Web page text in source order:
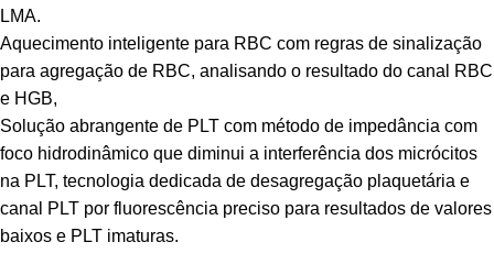
LMA.
Aquecimento inteligente para RBC com regras de sinalização
para agregação de RBC, analisando o resultado do canal RBC
e HGB,
Solução abrangente de PLT com método de impedância com
foco hidrodinâmico que diminui a interferência dos micrócitos
na PLT, tecnologia dedicada de desagregação plaquetária e
canal PLT por fluorescência preciso para resultados de valores
baixos e PLT imaturas.